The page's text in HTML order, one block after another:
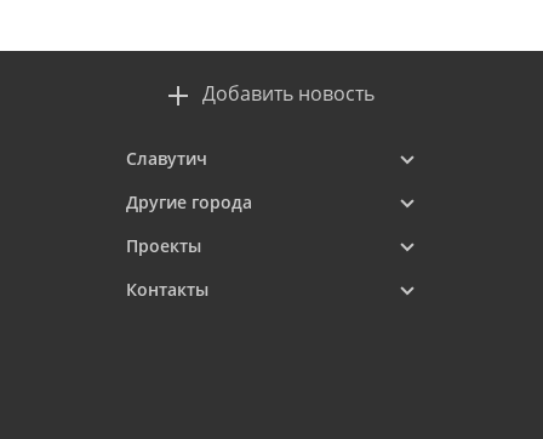
Добавить новость
Славутич
Другие города
Проекты
Контакты